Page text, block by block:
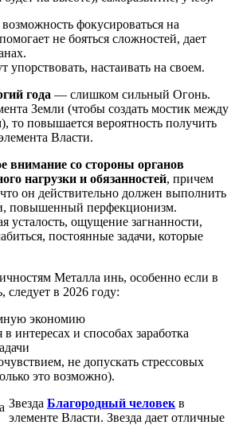
фокусироваться на
не бояться сложностей, дает
упорствовать, настаивать на своем.
года — слишком сильный Огонь.
Земли (чтобы создать мостик между
то повышается вероятность получить
Власти.
внимание со стороны органов
нагрузки и обязанностей, причем
он действительно должен выполнить
повышенный перфекционизм.
усталость, ощущение загнанности,
постоянные задачи, которые
Металла инь, особенно если в
в 2026 году:
экономию
интересах и способах заработка
не допускать стрессовых
это возможно).
Звезда Благородный человек в
элементе Власти. Звезда дает отличные